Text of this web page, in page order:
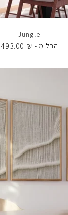
Jungle
החל מ -
493.00 ₪